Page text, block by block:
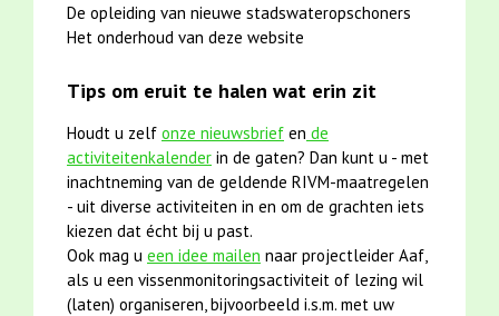
De opleiding van nieuwe stadswateropschoners
Het onderhoud van deze website
Tips om eruit te halen wat erin zit
Houdt u zelf onze nieuwsbrief en de
activiteitenkalender in de gaten? Dan kunt u - met
inachtneming van de geldende RIVM-maatregelen
- uit diverse activiteiten in en om de grachten iets
kiezen dat écht bij u past.
Ook mag u een idee mailen naar projectleider Aaf,
als u een vissenmonitoringsactiviteit of lezing wil
(laten) organiseren, bijvoorbeeld i.s.m. met uw